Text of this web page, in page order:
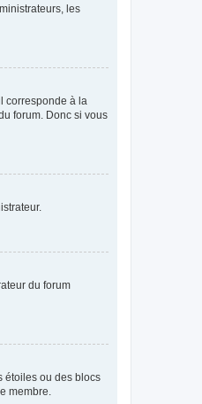
les
corresponde à la
forum. Donc si vous
du forum
étoiles ou des blocs
membre.